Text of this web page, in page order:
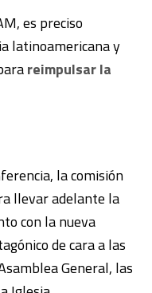
es preciso
latinoamericana y
reimpulsar la
la comisión
llevar adelante la
con la nueva
de cara a las
General, las